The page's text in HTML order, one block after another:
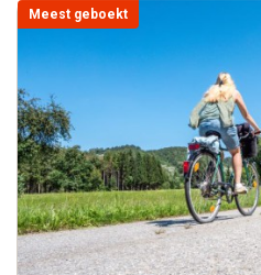
Meest geboekt